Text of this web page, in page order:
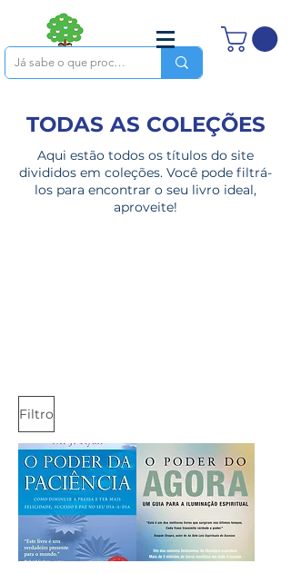
TODAS AS COLEÇÕES
Aqui estão todos os títulos do site
divididos em coleções. Você pode filtrá-
los para encontrar o seu livro ideal,
aproveite!
Filtro